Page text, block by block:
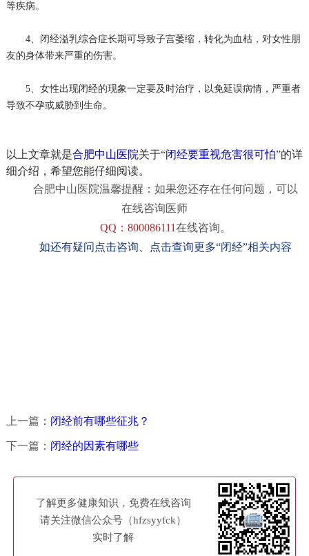
等疾病。
4、闭经溢乳综合症长期可导致子宫萎缩，转化为血枯，对女性朋
友的身体带来严重的伤害。
5、女性出现闭经的现象一定要及时治疗，以免延误病情，严重者
导致不孕或威胁到生命。
以上文章就是合肥中山医院关于“闭经要重视危害很可怕”的详
细介绍，希望您能仔细阅读。
合肥中山医院温馨提醒：如果您还存在任何问题，可以
在线咨询医师
QQ： 800086111在线咨询。
如还有疑问点击咨询、点击查询更多“闭经”相关内容
上一篇： 闭经前有哪些征兆？
下一篇： 闭经的因素有哪些
了解更多健康知识，免费在线咨询
请关注微信公众号（hfzsyyfck）
实时了解